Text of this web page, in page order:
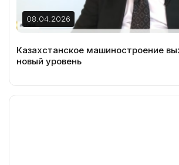
08.04.2026
Казахстанское машиностроение
новый уровень